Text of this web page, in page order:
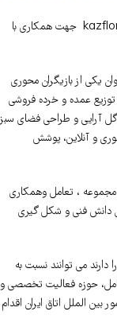
بنا بر اعلام معاونت بین الملل اتاق ایران ، شرکت قزاقستانی kazflor جهت همکاری با
یکی از بازیگران محوری
در قزاقستان ، از سال 2005 در حوزه توزیع عمده و خرده فروشی
آرایی و طراحی فضای سبز
و آنلاین، پوشش
مجموعه ، تعامل وهمکاری
دانش فنی و شکل گیری
می توانند نسبت به
حوزه فعالیت تخصصی و
الملل اتاق ایران اقدام